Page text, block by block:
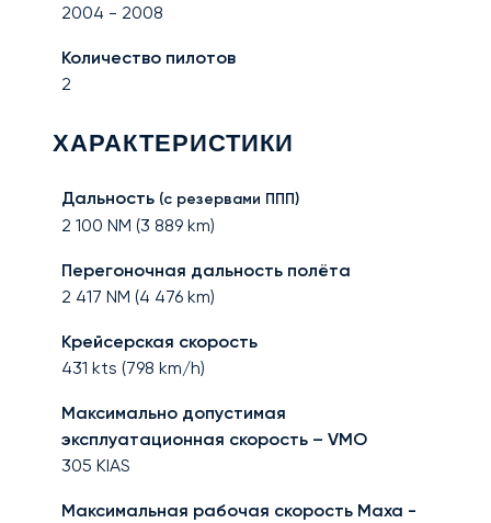
2004 - 2008
Количество пилотов
2
ХАРАКТЕРИСТИКИ
Дальность (с резервами ППП)
2 100 NM (3 889 km)
Перегоночная дальность полёта
2 417 NM (4 476 km)
Крейсерская скорость
431 kts (798 km/h)
Максимально допустимая
эксплуатационная скорость – VMO
305 KIAS
Максимальная рабочая скорость Маха -